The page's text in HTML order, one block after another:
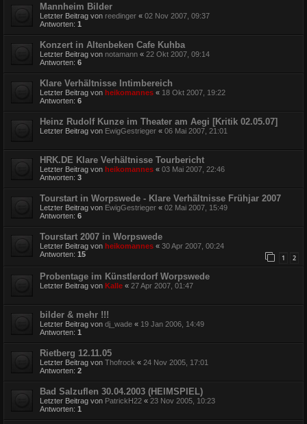
Mannheim Bilder
Letzter Beitrag von reedinger « 02 Nov 2007, 09:37
Antworten: 1
Konzert in Altenbeken Cafe Kuhba
Letzter Beitrag von notamann « 22 Okt 2007, 09:14
Antworten: 6
Klare Verhältnisse Intimbereich
Letzter Beitrag von heikomannes « 18 Okt 2007, 19:22
Antworten: 6
Heinz Rudolf Kunze im Theater am Aegi [Kritik 02.05.07]
Letzter Beitrag von EwigGestrieger « 06 Mai 2007, 21:01
HRK.DE Klare Verhältnisse Tourbericht
Letzter Beitrag von heikomannes « 03 Mai 2007, 22:46
Antworten: 3
Tourstart in Worpswede - Klare Verhältnisse Frühjar 2007
Letzter Beitrag von EwigGestrieger « 02 Mai 2007, 15:49
Antworten: 6
Tourstart 2007 in Worpswede
Letzter Beitrag von heikomannes « 30 Apr 2007, 00:24
Antworten: 15 1 2
Probentage im Künstlerdorf Worpswede
Letzter Beitrag von Kalle « 27 Apr 2007, 01:47
bilder & mehr !!!
Letzter Beitrag von dj_wade « 19 Jan 2006, 14:49
Antworten: 1
Rietberg 12.11.05
Letzter Beitrag von Thofrock « 24 Nov 2005, 17:01
Antworten: 2
Bad Salzuflen 30.04.2003 (HEIMSPIEL)
Letzter Beitrag von PatrickH22 « 23 Nov 2005, 10:23
Antworten: 1